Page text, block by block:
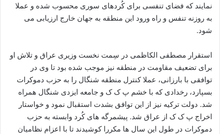
نمایند که فضای تنفسی برای کُردهای سوری محسوب شده و عملا
به روزنه تنفس و راه ورود این منطقه به جهان خارج ارزیابی می
شود.
استقرار مصطفی الکاظمی در سِمت نخست وزیری عراق و تلاش او
برای تضعیف مقاومت در منطقه نیز موجب شده بود تا وی در
توافقی با بارزانی، عملا کنترل منطقه شنگال را به حزب دموکرات
بسپارد، رخدادی که با خشم پ ک ک و جامعه ایزدی شنگال همراه
شد. دولت ترکیه نیز از این توافق بشدت استقبال نمود و خواستار
اخراج پ ک ک از عراق شد. پیشمرگه های کُرد وابسته به حزب
دموکرات در طول این سال ها مکررا کوشیدند تا با اعزام نظامیان